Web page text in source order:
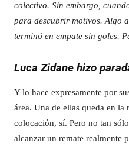
colectivo. Sin embargo,
para descubrir motivos. Algo
terminó en empate sin goles.
Luca Zidane hizo
Y lo hace expresamente por
área. Una de ellas queda en
colocación, sí. Pero no tan
alcanzar un remate realmente